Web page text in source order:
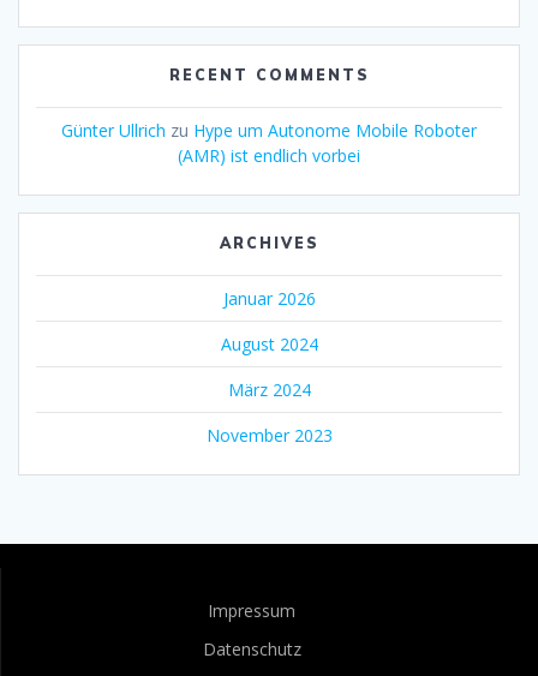
RECENT COMMENTS
Günter Ullrich zu Hype um Autonome Mobile Roboter
(AMR) ist endlich vorbei
ARCHIVES
Januar 2026
August 2024
März 2024
November 2023
Impressum
Datenschutz